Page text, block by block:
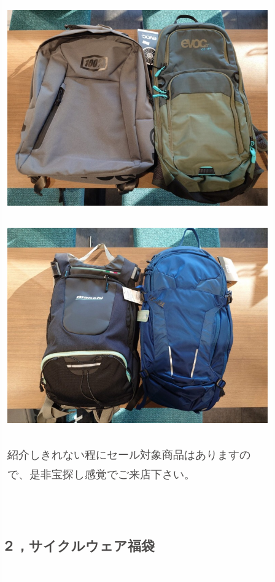
紹介しきれない程にセール対象商品はありますの
で、是非宝探し感覚でご来店下さい。
２，サイクルウェア福袋